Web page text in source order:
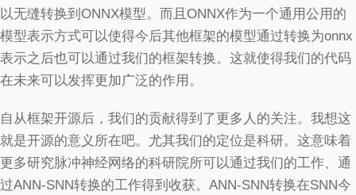
以无缝转换到ONNX模型。而且ONNX作为一个通用公用的
模型表示方式可以使得今后其他框架的模型通过转换为onnx
表示之后也可以通过我们的框架转换。这就使得我们的代码
在未来可以发挥更加广泛的作用。
自从框架开源后，我们的贡献得到了更多人的关注。我想这
就是开源的意义所在吧。尤其我们的定位是科研。这意味着
更多研究脉冲神经网络的科研院所可以通过我们的工作、通
过ANN-SNN转换的工作得到收获。ANN-SNN转换在SNN今